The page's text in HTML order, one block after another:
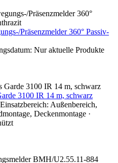
Präsenzmelder 360° Passiv-
Nur aktuelle Produkte
3100 IR 14 m, schwarz
Außenbereich,
Deckenmontage ·